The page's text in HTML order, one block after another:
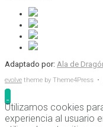
Adaptado por: Ala de
evolve theme by Theme4Press •
Utilizamos cookies
experiencia al usuario